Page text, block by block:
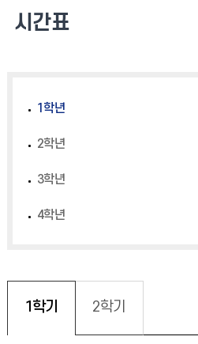
시간표
1학년
2학년
3학년
4학년
1학기 2학기